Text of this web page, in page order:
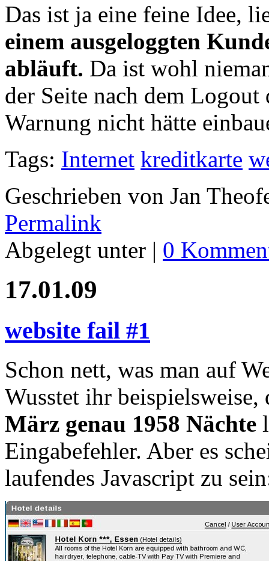
Das ist ja eine feine Idee,
einem ausgeloggten
abläuft. Da ist wohl
der Seite nach dem
Warnung nicht hätte
Tags: Internet kreditkarte
Geschrieben von Jan
Permalink
Abgelegt unter | 0
17.01.09
website fail #1
Schon nett, was man auf
Wusstet ihr beispielsweise,
März genau 1958 Nächte
Eingabefehler. Aber es
laufendes Javascript zu